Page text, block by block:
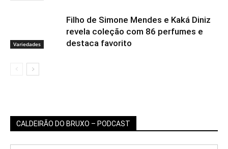
Variedades
Filho de Simone Mendes e Kaká Diniz
revela coleção com 86 perfumes e
destaca favorito
CALDEIRÃO DO BRUXO – PODCAST